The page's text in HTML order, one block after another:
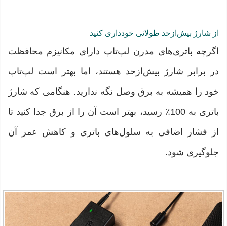
از شارژ بیش‌ازحد طولانی خودداری کنید
اگرچه باتری‌های مدرن لپ‌تاپ دارای مکانیزم محافظت
در برابر شارژ بیش‌ازحد هستند، اما بهتر است لپ‌تاپ
خود را همیشه به برق وصل نگه ندارید. هنگامی که شارژ
باتری به 100٪ رسید، بهتر است آن را از برق جدا کنید تا
از فشار اضافی به سلول‌های باتری و کاهش عمر آن
جلوگیری شود.